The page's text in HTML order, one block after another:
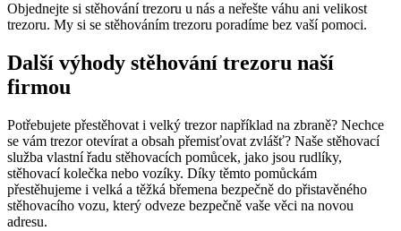
Objednejte si stěhování trezoru u nás a neřešte váhu ani velikost
trezoru. My si se stěhováním trezoru poradíme bez vaší pomoci.
Další výhody stěhování trezoru naší
firmou
Potřebujete přestěhovat i velký trezor například na zbraně? Nechce
se vám trezor otevírat a obsah přemisťovat zvlášť? Naše stěhovací
služba vlastní řadu stěhovacích pomůcek, jako jsou rudlíky,
stěhovací kolečka nebo vozíky. Díky těmto pomůckám
přestěhujeme i velká a těžká břemena bezpečně do přistavěného
stěhovacího vozu, který odveze bezpečně vaše věci na novou
adresu.